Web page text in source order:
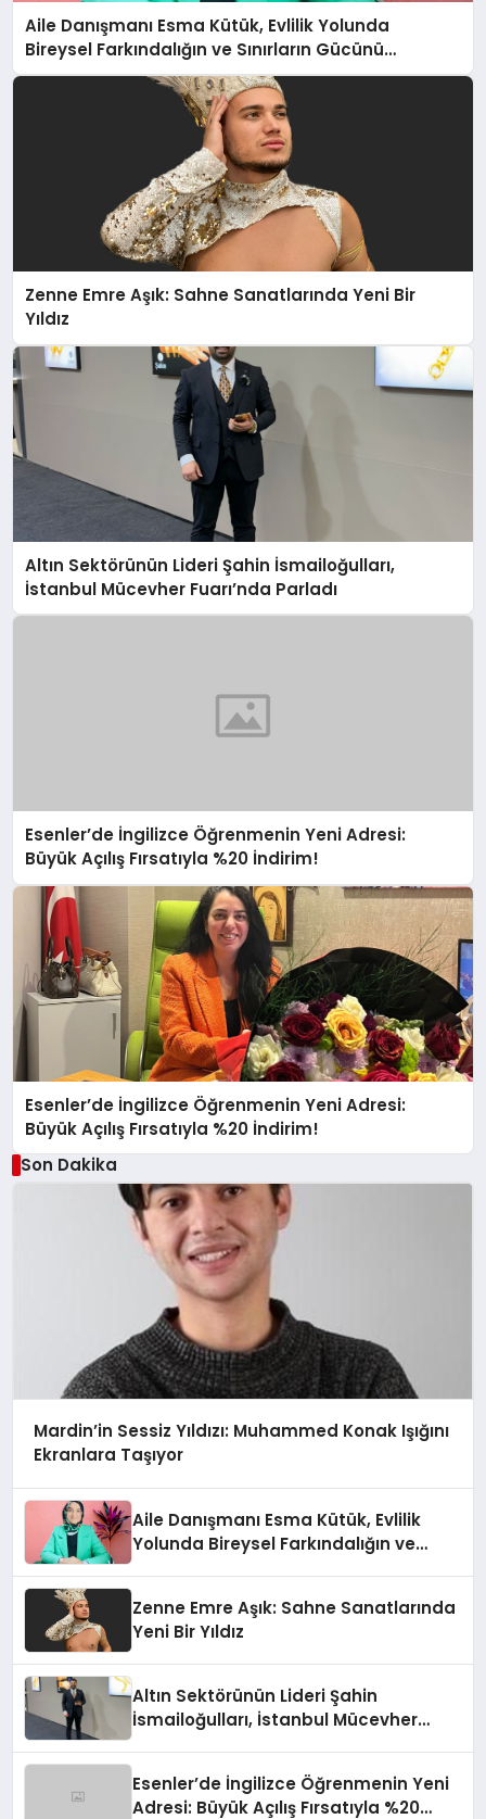
Aile Danışmanı Esma Kütük, Evlilik Yolunda
Bireysel Farkındalığın ve Sınırların Gücünü
Anlatıyor
Zenne Emre Aşık: Sahne Sanatlarında Yeni Bir
Yıldız
Altın Sektörünün Lideri Şahin İsmailoğulları,
İstanbul Mücevher Fuarı’nda Parladı ￼
Esenler’de İngilizce Öğrenmenin Yeni Adresi:
Büyük Açılış Fırsatıyla %20 İndirim!
Esenler’de İngilizce Öğrenmenin Yeni Adresi:
Büyük Açılış Fırsatıyla %20 İndirim!
Son Dakika
Mardin’in Sessiz Yıldızı: Muhammed Konak Işığını
Ekranlara Taşıyor
Aile Danışmanı Esma Kütük, Evlilik
Yolunda Bireysel Farkındalığın ve
Zenne Emre Aşık: Sahne Sanatlarında
Yeni Bir Yıldız
Altın Sektörünün Lideri Şahin
İsmailoğulları, İstanbul Mücevher
Esenler’de İngilizce Öğrenmenin Yeni
Adresi: Büyük Açılış Fırsatıyla %20